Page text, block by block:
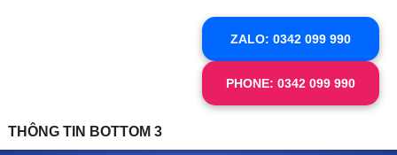
THÔNG TIN BOTTOM 3
ZALO: 0342 099 990
PHONE: 0342 099 990